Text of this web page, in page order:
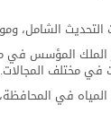
الشامل،
المؤسس في
في مختلف المجالات.
في